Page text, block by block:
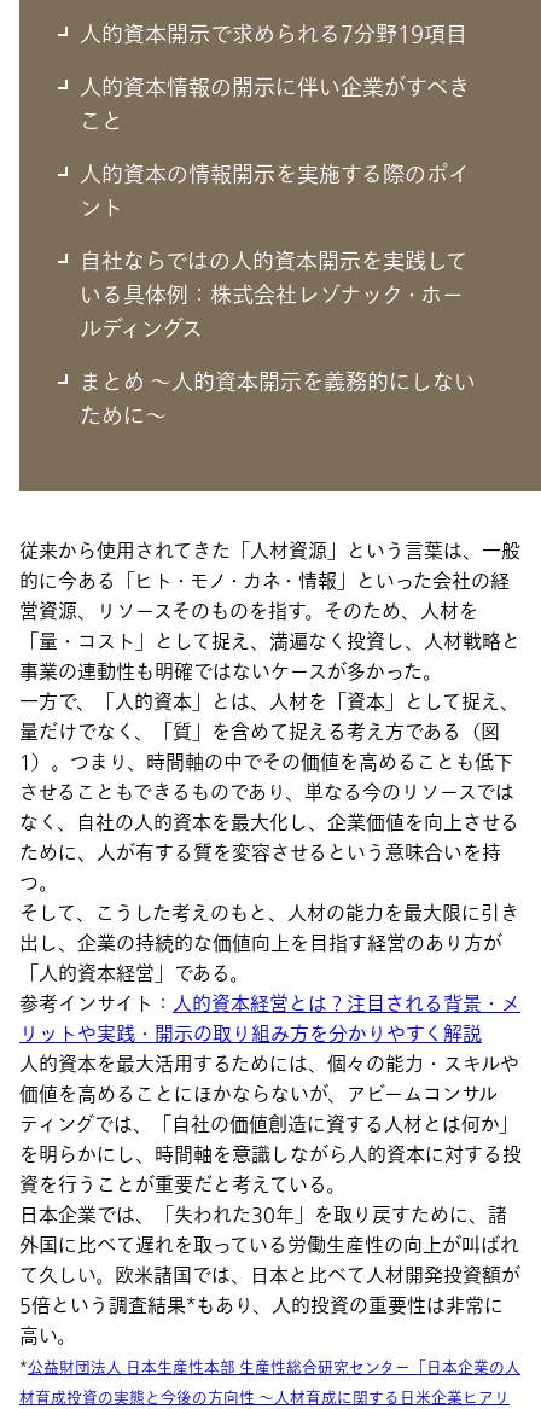
人的資本開示で求められる7分野19項目
人的資本情報の開示に伴い企業がすべき
こと
人的資本の情報開示を実施する際のポイ
ント
自社ならではの人的資本開示を実践して
いる具体例：株式会社レゾナック・ホー
ルディングス
まとめ ～人的資本開示を義務的にしない
ために～
人的資本開示とは
まず、基礎的な情報として、人的資本の考え方を振り返
従来から使用されてきた「人材資源」という言葉は、一般
的に今ある「ヒト・モノ・カネ・情報」といった会社の経
営資源、リソースそのものを指す。そのため、人材を
「量・コスト」として捉え、満遍なく投資し、人材戦略と
事業の連動性も明確ではないケースが多かった。
一方で、「人的資本」とは、人材を「資本」として捉え、
量だけでなく、「質」を含めて捉える考え方である（図
1）。つまり、時間軸の中でその価値を高めることも低下
させることもできるものであり、単なる今のリソースでは
なく、自社の人的資本を最大化し、企業価値を向上させる
ために、人が有する質を変容させるという意味合いを持
つ。
そして、こうした考えのもと、人材の能力を最大限に引き
出し、企業の持続的な価値向上を目指す経営のあり方が
「人的資本経営」である。
参考インサイト： 人的資本経営とは？注目される背景・メ
リットや実践・開示の取り組み方を分かりやすく解説
人的資本を最大活用するためには、個々の能力・スキルや
価値を高めることにほかならないが、アビームコンサル
ティングでは、「自社の価値創造に資する人材とは何か」
を明らかにし、時間軸を意識しながら人的資本に対する投
資を行うことが重要だと考えている。
日本企業では、「失われた30年」を取り戻すために、諸
外国に比べて遅れを取っている労働生産性の向上が叫ばれ
て久しい。欧米諸国では、日本と比べて人材開発投資額が
5倍という調査結果*もあり、人的投資の重要性は非常に
高い。
*公益財団法人 日本生産性本部 生産性総合研究センター「日本企業の人
材育成投資の実態と今後の方向性 ～人材育成に関する日米企業ヒアリ